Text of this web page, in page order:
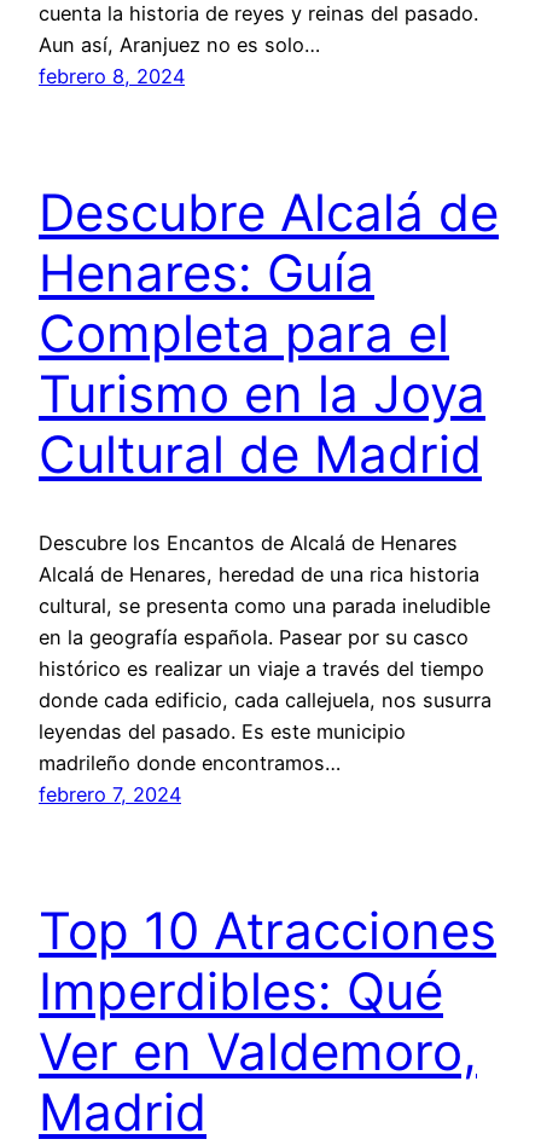
cuenta la historia de reyes y reinas del pasado.
Aun así, Aranjuez no es solo…
febrero 8, 2024
Descubre Alcalá de
Henares: Guía
Completa para el
Turismo en la Joya
Cultural de Madrid
Descubre los Encantos de Alcalá de Henares
Alcalá de Henares, heredad de una rica historia
cultural, se presenta como una parada ineludible
en la geografía española. Pasear por su casco
histórico es realizar un viaje a través del tiempo
donde cada edificio, cada callejuela, nos susurra
leyendas del pasado. Es este municipio
madrileño donde encontramos…
febrero 7, 2024
Top 10 Atracciones
Imperdibles: Qué
Ver en Valdemoro,
Madrid